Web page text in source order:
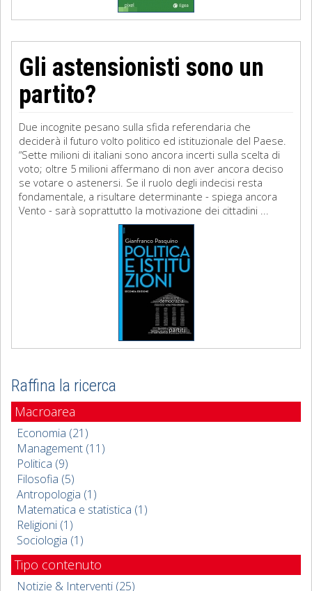
Gli astensionisti sono un
partito?
Due incognite pesano sulla sfida referendaria che
deciderà il futuro volto politico ed istituzionale del Paese.
“Sette milioni di italiani sono ancora incerti sulla scelta di
voto; oltre 5 milioni affermano di non aver ancora deciso
se votare o astenersi. Se il ruolo degli indecisi resta
fondamentale, a risultare determinante - spiega ancora
Vento - sarà soprattutto la motivazione dei cittadini ...
Raffina la ricerca
Macroarea
Economia (21)
Management (11)
Politica (9)
Filosofia (5)
Antropologia (1)
Matematica e statistica (1)
Religioni (1)
Sociologia (1)
Tipo contenuto
Notizie & Interventi (25)